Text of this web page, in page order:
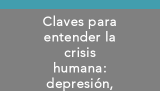
Claves para
entender la
crisis
humana:
depresión,